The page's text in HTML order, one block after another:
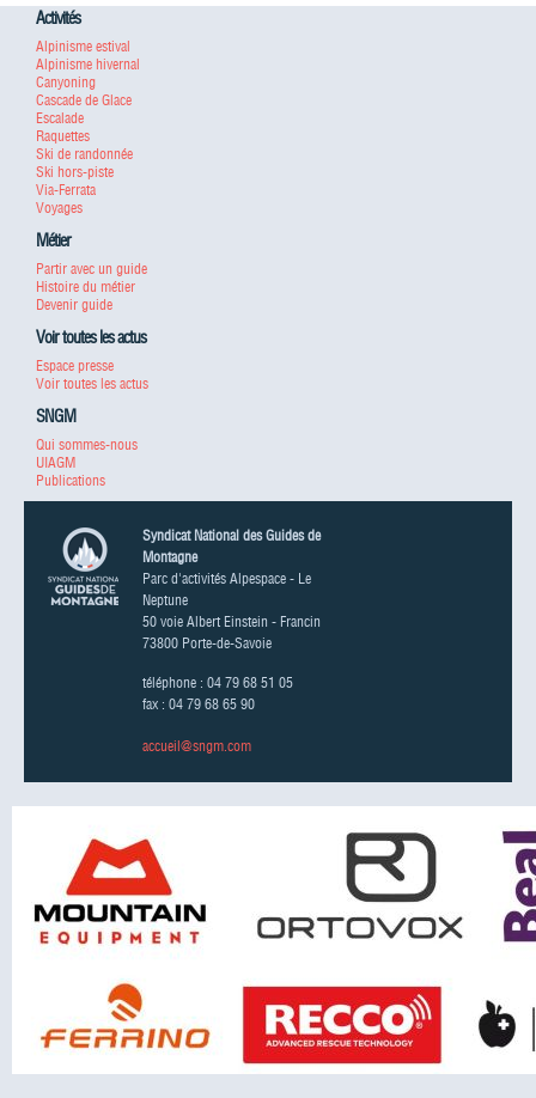
Activités
Alpinisme estival
Alpinisme hivernal
Canyoning
Cascade de Glace
Escalade
Raquettes
Ski de randonnée
Ski hors-piste
Via-Ferrata
Voyages
Métier
Partir avec un guide
Histoire du métier
Devenir guide
Voir toutes les actus
Espace presse
Voir toutes les actus
SNGM
Qui sommes-nous
UIAGM
Publications
Syndicat National des Guides de
Montagne
Parc d'activités Alpespace - Le
Neptune
50 voie Albert Einstein - Francin
73800 Porte-de-Savoie
téléphone : 04 79 68 51 05
fax : 04 79 68 65 90
accueil@sngm.com